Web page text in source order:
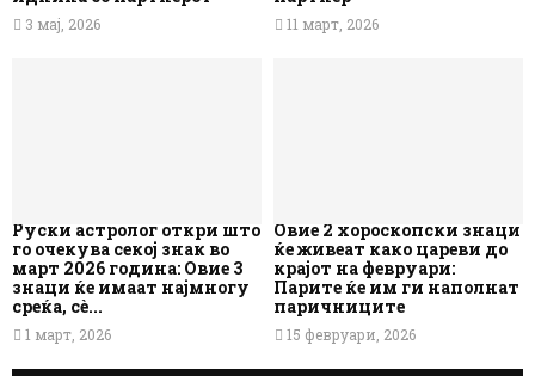
3 мај, 2026 11 март, 2026
Руски астролог откри што
го очекува секој знак во
март 2026 година: Овие 3
знаци ќе имаат најмногу
среќа, сè...
1 март, 2026
Овие 2 хороскопски знаци
ќе живеат како цареви до
крајот на февруари:
Парите ќе им ги наполнат
паричниците
15 февруари, 2026